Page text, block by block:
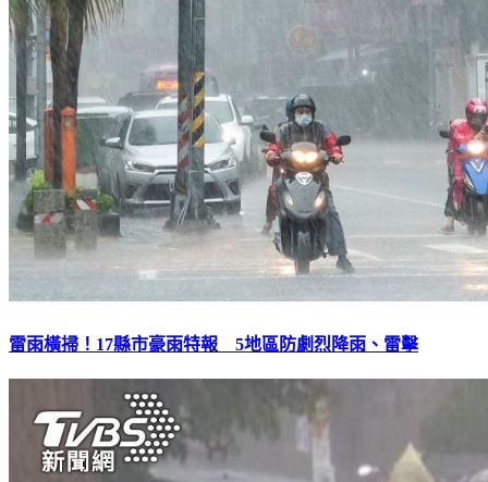
雷雨橫掃！17縣市豪雨特報 5地區防劇烈降雨、雷擊